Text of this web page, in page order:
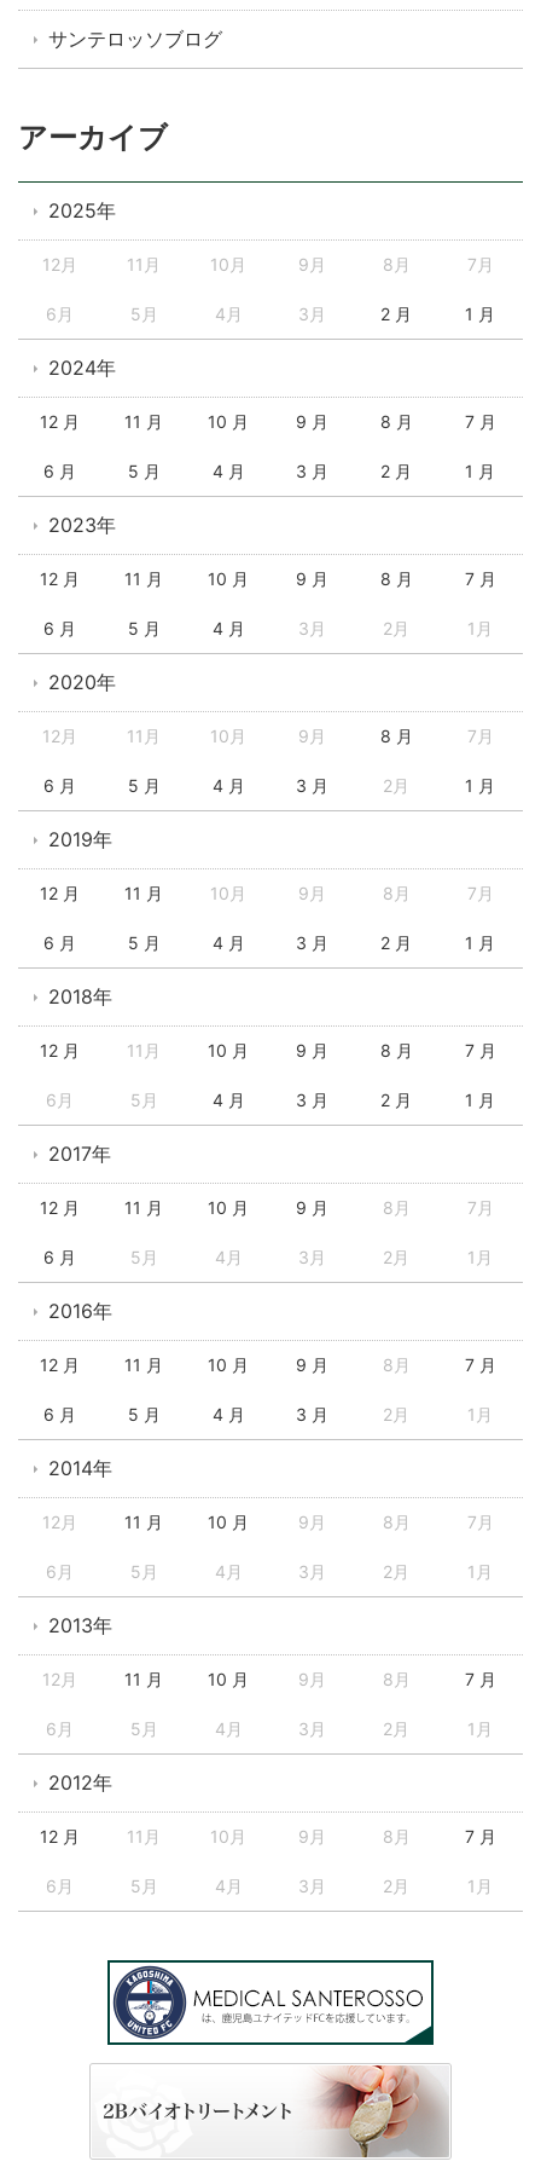
サンテロッソブログ
アーカイブ
2025年
12月 11月 10月 9月 8月 7月
6月 5月 4月 3月 2 月 1 月
2024年
12 月 11 月 10 月 9 月 8 月 7 月
6 月 5 月 4 月 3 月 2 月 1 月
2023年
12 月 11 月 10 月 9 月 8 月 7 月
6 月 5 月 4 月 3月 2月 1月
2020年
12月 11月 10月 9月 8 月 7月
6 月 5 月 4 月 3 月 2月 1 月
2019年
12 月 11 月 10月 9月 8月 7月
6 月 5 月 4 月 3 月 2 月 1 月
2018年
12 月 11月 10 月 9 月 8 月 7 月
6月 5月 4 月 3 月 2 月 1 月
2017年
12 月 11 月 10 月 9 月 8月 7月
6 月 5月 4月 3月 2月 1月
2016年
12 月 11 月 10 月 9 月 8月 7 月
6 月 5 月 4 月 3 月 2月 1月
2014年
12月 11 月 10 月 9月 8月 7月
6月 5月 4月 3月 2月 1月
2013年
12月 11 月 10 月 9月 8月 7 月
6月 5月 4月 3月 2月 1月
2012年
12 月 11月 10月 9月 8月 7 月
6月 5月 4月 3月 2月 1月